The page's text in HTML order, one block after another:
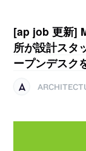
[ap job 更新]
所が設計スタ
ープンデスク